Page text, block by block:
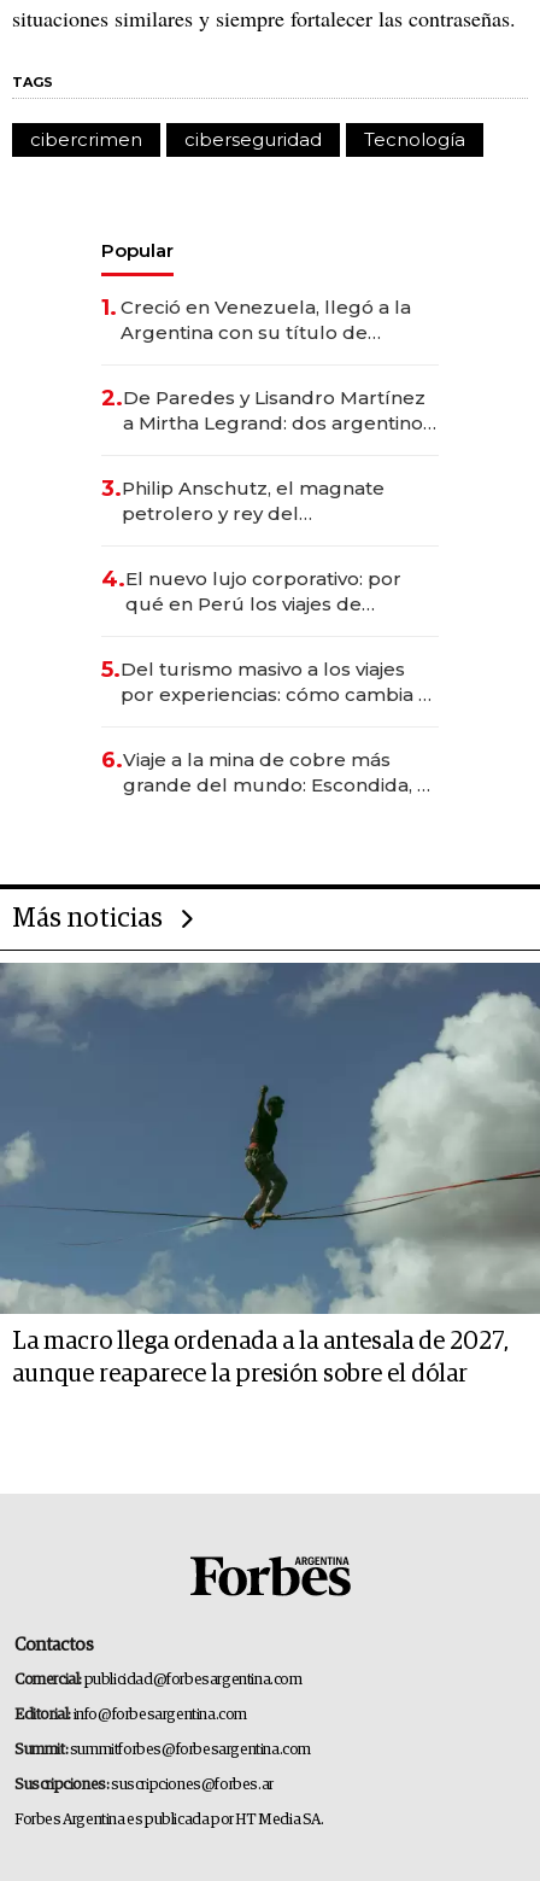
situaciones similares y siempre fortalecer las contraseñas.
TAGS
cibercrimen ciberseguridad Tecnología
Popular
1. Creció en Venezuela, llegó a la
Argentina con su título de
las marcas "fast premium"
2.De Paredes y Lisandro Martínez
a Mirtha Legrand: dos argentinos
3.Philip Anschutz, el magnate
petrolero y rey del
Fénix
4.El nuevo lujo corporativo: por
qué en Perú los viajes de
transformadoras
5.Del turismo masivo a los viajes
por experiencias: cómo cambia el
6.Viaje a la mina de cobre más
grande del mundo: Escondida, el
Más noticias
La macro llega ordenada a la antesala de 2027,
aunque reaparece la presión sobre el dólar
Contactos
Comercial:publicidad@forbesargentina.com
Editorial:info@forbesargentina.com
Summit:summitforbes@forbesargentina.com
Suscripciones:suscripciones@forbes.ar
Forbes Argentina es publicada por HT Media SA.